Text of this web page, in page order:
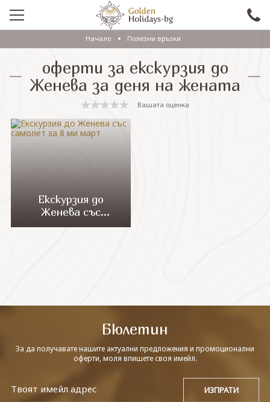
ПРОМО
EКСКУРЗИИ СЪС САМОЛЕТ
ЕКСКУРЗИИ С АВТОБУС
САМОЛЕТНИ ПОЧИВКИ
ЕКЗОТИКА
Начало Полезни връзки
оферти за екскурзия до
Женева за деня на жената
Вашата оценка
Екскурзия до
Женева със
самолет за 8 ми
Бюлетин
За да получавате нашите актуални предложения и промоционални
оферти, моля впишете своя имейл.